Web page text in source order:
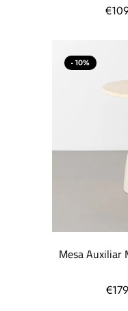
- 10%
Mesa Auxiliar